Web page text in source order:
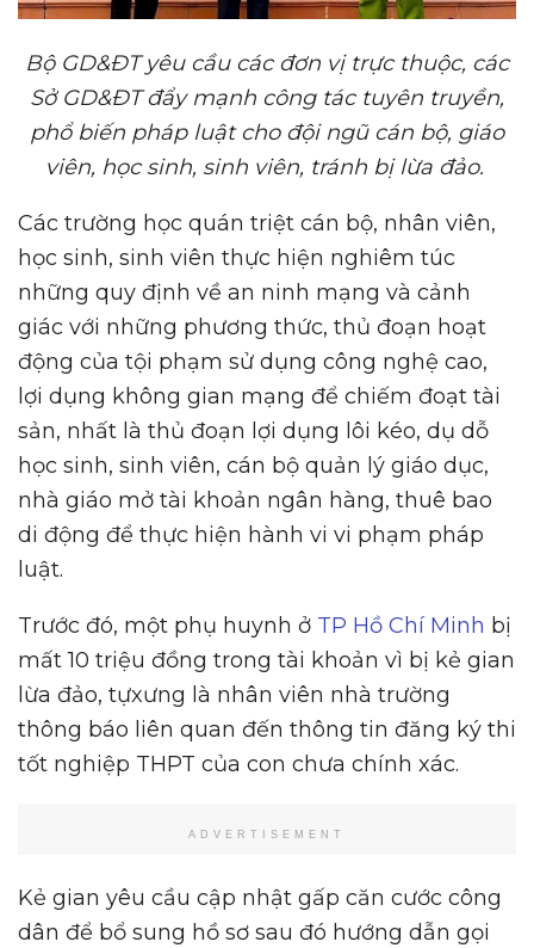
BộGD&ĐT yêu cầu các đơn vịtrực thuộc, các
SởGD&ĐT đẩy mạnh công tác tuyên truyền,
phổbiến pháp luật cho đội ngũ cán bộ, giáo
viên, học sinh, sinh viên, tránh bịlừa đảo.
Các trường học quán triệt cán bộ, nhân viên,
học sinh, sinh viên thực hiện nghiêm túc
những quy định về an ninh mạng và cảnh
giác với những phương thức, thủ đoạn hoạt
động của tội phạm sử dụng công nghệ cao,
lợi dụng không gian mạng để chiếm đoạt tài
sản, nhất là thủ đoạn lợi dụng lôi kéo, dụ dỗ
học sinh, sinh viên, cán bộ quản lý giáo dục,
nhà giáo mở tài khoản ngân hàng, thuê bao
di động để thực hiện hành vi vi phạm pháp
luật.
Trước đó, một phụ huynh ở TP Hồ Chí Minh bị
mất 10 triệu đồng trong tài khoản vì bị kẻ gian
lừa đảo, tựxưng là nhân viên nhà trường
thông báo liên quan đến thông tin đăng ký thi
tốt nghiệp THPT của con chưa chính xác.
ADVERTISEMENT
Kẻ gian yêu cầu cập nhật gấp căn cước công
dân để bổ sung hồ sơ sau đó hướng dẫn gọi